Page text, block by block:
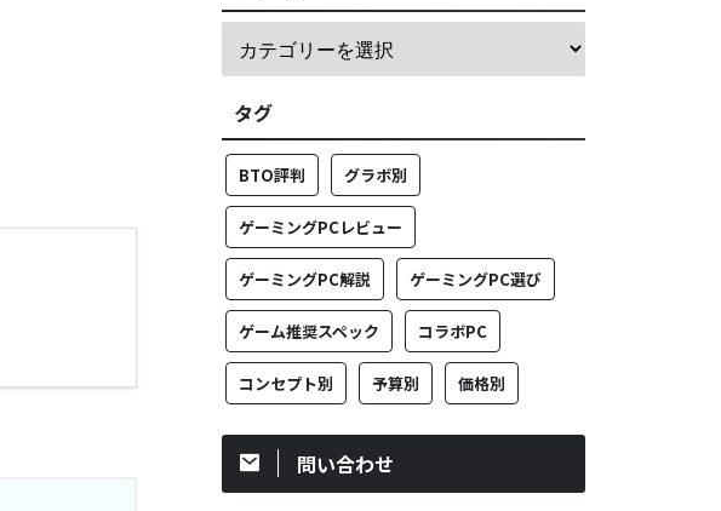
タグ
BTO評判 グラボ別
ゲーミングPCレビュー
ゲーミングPC解説 ゲーミングPC選び
ゲーム推奨スペック コラボPC
コンセプト別 予算別 価格別
問い合わせ